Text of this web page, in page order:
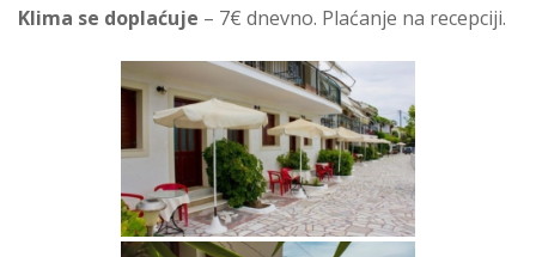
Klima se doplaćuje – 7€ dnevno. Plaćanje na recepciji.